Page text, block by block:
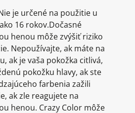
je určené na použitie u
16 rokov.Dočasné
henou môže zvýšiť riziko
Nepoužívajte, ak máte na
ak je vaša pokožka citlivá,
pokožku hlavy, ak ste
farbenia zažili
ak zle reagujete na
henou. Crazy Color môže